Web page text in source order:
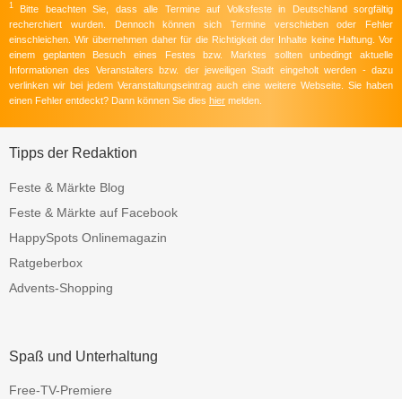
1 Bitte beachten Sie, dass alle Termine auf Volksfeste in Deutschland sorgfältig
recherchiert wurden. Dennoch können sich Termine verschieben oder Fehler
einschleichen. Wir übernehmen daher für die Richtigkeit der Inhalte keine Haftung. Vor
einem geplanten Besuch eines Festes bzw. Marktes sollten unbedingt aktuelle
Informationen des Veranstalters bzw. der jeweiligen Stadt eingeholt werden - dazu
verlinken wir bei jedem Veranstaltungseintrag auch eine weitere Webseite. Sie haben
einen Fehler entdeckt? Dann können Sie dies hier melden.
Tipps der Redaktion
Feste & Märkte Blog
Feste & Märkte auf Facebook
HappySpots Onlinemagazin
Ratgeberbox
Advents-Shopping
Spaß und Unterhaltung
Free-TV-Premiere